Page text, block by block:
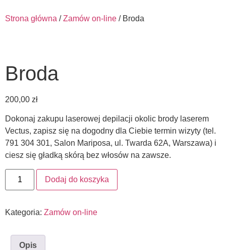
Strona główna /Zamów on-line / Broda
Broda
200,00 zł
Dokonaj zakupu laserowej depilacji okolic brody laserem
Vectus, zapisz się na dogodny dla Ciebie termin wizyty (tel.
791 304 301, Salon Mariposa, ul. Twarda 62A, Warszawa) i
ciesz się gładką skórą bez włosów na zawsze.
Dodaj do koszyka
Kategoria: Zamów on-line
Opis